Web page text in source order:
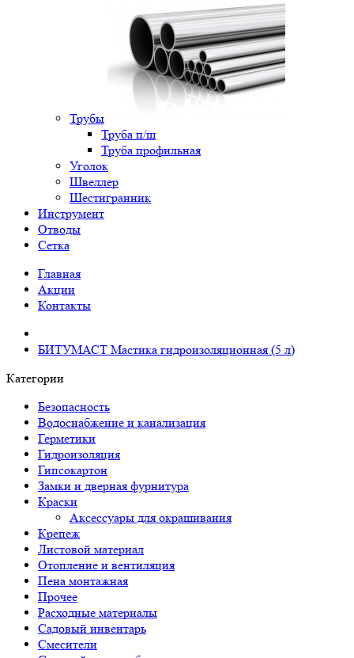
Трубы
Труба п/ш
Труба профильная
Уголок
Швеллер
Шестигранник
Инструмент
Отводы
Сетка
Главная
Акции
Контакты
БИТУМАСТ Мастика гидроизоляционная (5 л)
Категории
Безопасность
Водоснабжение и канализация
Герметики
Гидроизоляция
Гипсокартон
Замки и дверная фурнитура
Краски
Аксессуары для окрашивания
Крепеж
Листовой материал
Отопление и вентиляция
Пена монтажная
Прочее
Расходные материалы
Садовый инвентарь
Смесители